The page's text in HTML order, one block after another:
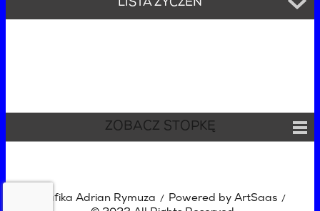
LISTA ŻYCZEŃ
ZOBACZ STOPKĘ
Grafika Adrian Rymuza / Powered by ArtSaas/